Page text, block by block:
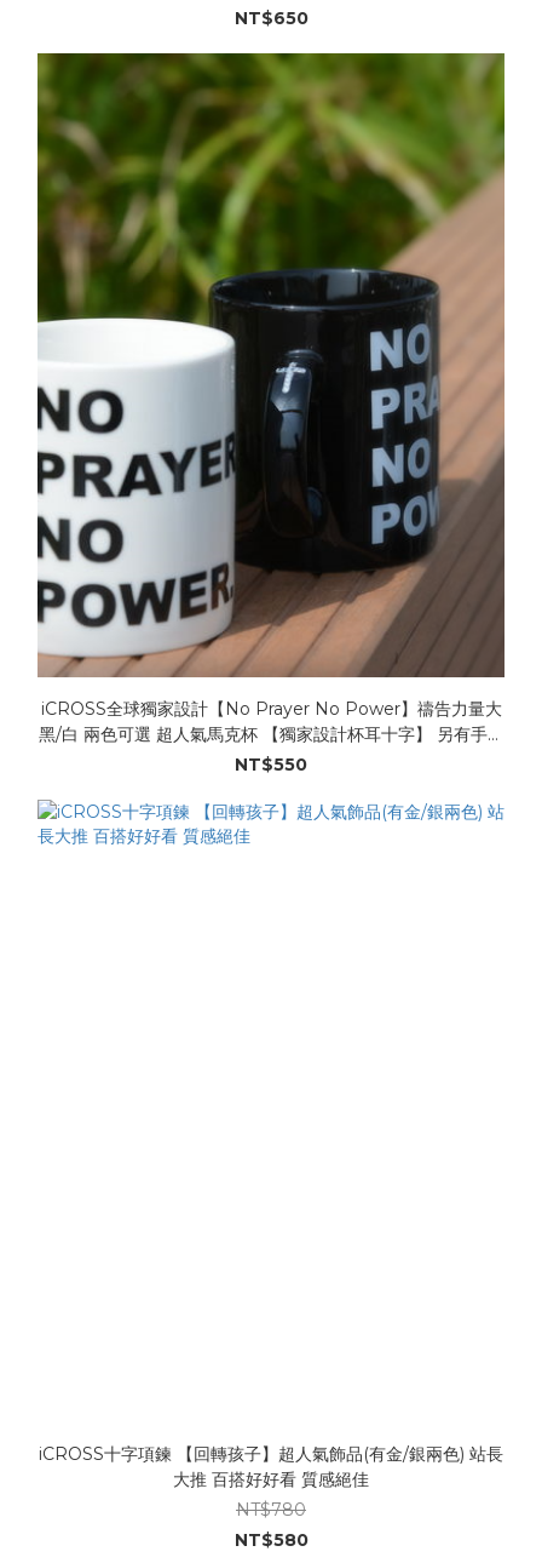
。
NT$650
iCROSS全球獨家設計【No Prayer No Power】禱告力量大
黑/白 兩色可選 超人氣馬克杯 【獨家設計杯耳十字】 另有手工
NT$550
iCROSS十字項鍊 【回轉孩子】超人氣飾品(有金/銀兩色) 站長
大推 百搭好好看 質感絕佳
NT$780
NT$580